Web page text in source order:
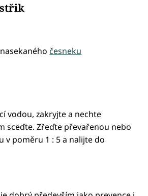
česneku
vodou, zakryjte a nechte
sceďte. Zřeďte převařenou nebo
v poměru 1 : 5 a nalijte do